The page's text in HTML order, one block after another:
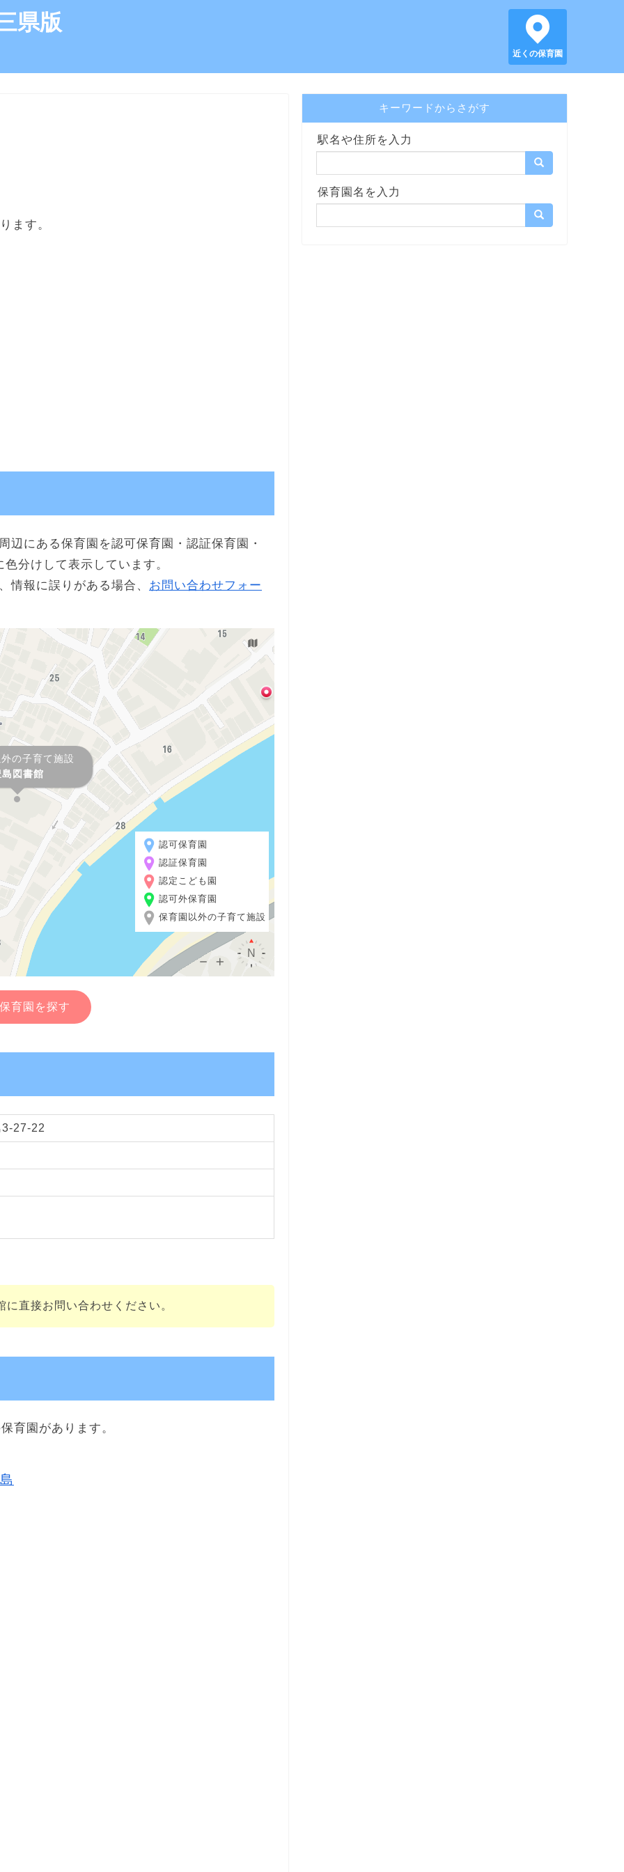
県版
近くの保育園
ます。
辺にある保育園を認可保育園・認証保育園・
分けして表示しています。
情報に誤りがある場合、 お問い合わせフォー
の子育て施設
図書館
認可保育園
認証保育園
認定こども園
認可外保育園
保育園以外の子育て施設
育園を探す
3-27-22
直接お問い合わせください。
育園があります。
キーワードからさがす
駅名や住所を入力
保育園名を入力